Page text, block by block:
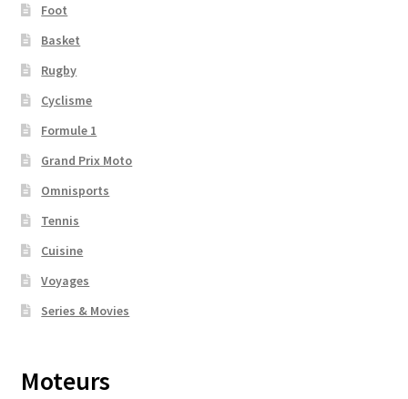
Foot
Basket
Rugby
Cyclisme
Formule 1
Grand Prix Moto
Omnisports
Tennis
Cuisine
Voyages
Series & Movies
Moteurs